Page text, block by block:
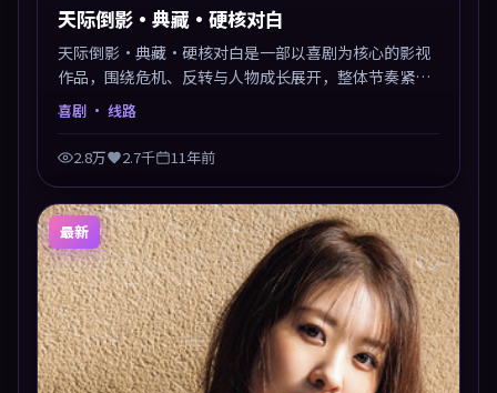
天际倒影·典藏·硬核对白
天际倒影·典藏·硬核对白是一部以喜剧为核心的影视
作品，围绕危机、反转与人物成长展开，整体节奏紧
凑，值得推荐观看。
喜剧 · 线路
2.8万 2.7千 11年前
最新